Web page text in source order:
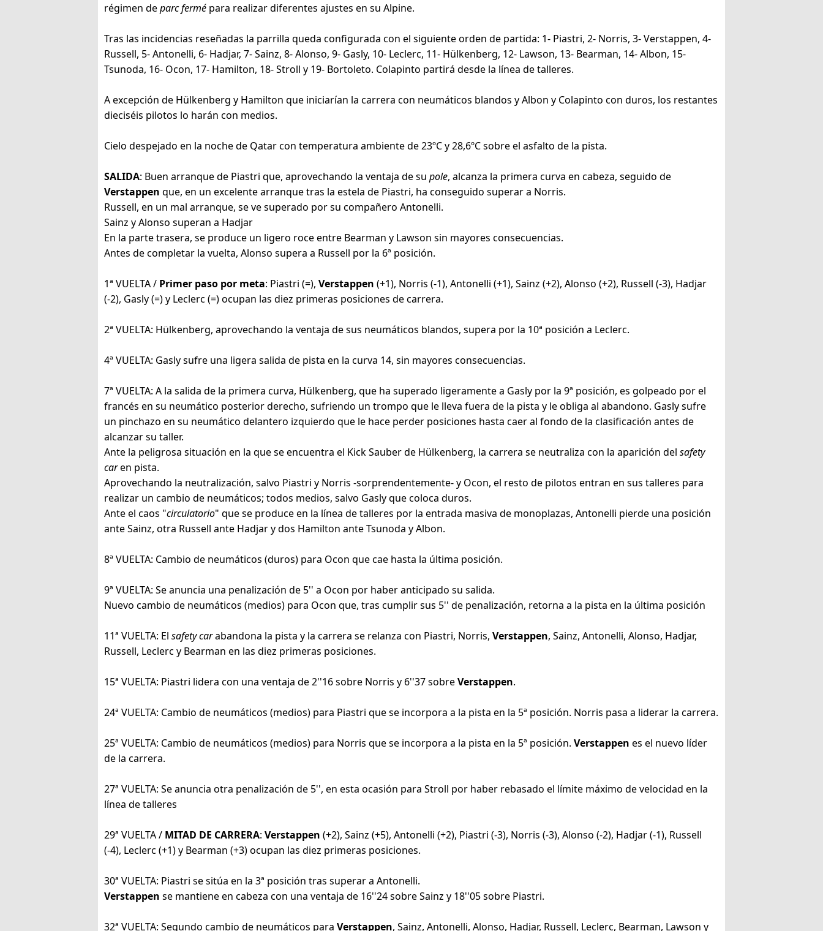
régimen deparc fermé para realizar diferentes ajustes en su Alpine.
Tras las incidencias reseñadas la parrilla queda configurada con el siguiente orden de partida: 1- Piastri, 2- Norris, 3- Verstappen, 4-
Russell, 5- Antonelli, 6- Hadjar, 7- Sainz, 8- Alonso, 9- Gasly, 10- Leclerc, 11- Hülkenberg, 12- Lawson, 13- Bearman, 14- Albon, 15-
Tsunoda, 16- Ocon, 17- Hamilton, 18- Stroll y 19- Bortoleto. Colapinto partirá desde la línea de talleres.
A excepción de Hülkenberg y Hamilton que iniciarían la carrera con neumáticos blandos y Albon y Colapinto con duros, los restantes
dieciséis pilotos lo harán con medios.
Cielo despejado en la noche de Qatar con temperatura ambiente de 23ºC y 28,6ºC sobre el asfalto de la pista.
SALIDA: Buen arranque de Piastri que, aprovechando la ventaja de supole, alcanza la primera curva en cabeza, seguido de
Verstappen que, en un excelente arranque tras la estela de Piastri, ha conseguido superar a Norris.
Russell, en un mal arranque, se ve superado por su compañero Antonelli.
Sainz y Alonso superan a Hadjar
En la parte trasera, se produce un ligero roce entre Bearman y Lawson sin mayores consecuencias.
Antes de completar la vuelta, Alonso supera a Russell por la 6ª posición.
1ª VUELTA / Primer paso por meta: Piastri (=),Verstappen (+1), Norris (-1), Antonelli (+1), Sainz (+2), Alonso (+2), Russell (-3), Hadjar
(-2), Gasly (=) y Leclerc (=) ocupan las diez primeras posiciones de carrera.
2ª VUELTA: Hülkenberg, aprovechando la ventaja de sus neumáticos blandos, supera por la 10ª posición a Leclerc.
4ª VUELTA: Gasly sufre una ligera salida de pista en la curva 14, sin mayores consecuencias.
7ª VUELTA: A la salida de la primera curva, Hülkenberg, que ha superado ligeramente a Gasly por la 9ª posición, es golpeado por el
francés en su neumático posterior derecho, sufriendo un trompo que le lleva fuera de la pista y le obliga al abandono. Gasly sufre
un pinchazo en su neumático delantero izquierdo que le hace perder posiciones hasta caer al fondo de la clasificación antes de
alcanzar su taller.
Ante la peligrosa situación en la que se encuentra el Kick Sauber de Hülkenberg, la carrera se neutraliza con la aparición delsafety
caren pista.
Aprovechando la neutralización, salvo Piastri y Norris -sorprendentemente- y Ocon, el resto de pilotos entran en sus talleres para
realizar un cambio de neumáticos; todos medios, salvo Gasly que coloca duros.
Ante el caos "circulatorio" que se produce en la línea de talleres por la entrada masiva de monoplazas, Antonelli pierde una posición
ante Sainz, otra Russell ante Hadjar y dos Hamilton ante Tsunoda y Albon.
8ª VUELTA: Cambio de neumáticos (duros) para Ocon que cae hasta la última posición.
9ª VUELTA: Se anuncia una penalización de 5'' a Ocon por haber anticipado su salida.
Nuevo cambio de neumáticos (medios) para Ocon que, tras cumplir sus 5'' de penalización, retorna a la pista en la última posición
11ª VUELTA: Elsafety carabandona la pista y la carrera se relanza con Piastri, Norris,Verstappen, Sainz, Antonelli, Alonso, Hadjar,
Russell, Leclerc y Bearman en las diez primeras posiciones.
15ª VUELTA: Piastri lidera con una ventaja de 2''16 sobre Norris y 6''37 sobreVerstappen.
24ª VUELTA: Cambio de neumáticos (medios) para Piastri que se incorpora a la pista en la 5ª posición. Norris pasa a liderar la carrera.
25ª VUELTA: Cambio de neumáticos (medios) para Norris que se incorpora a la pista en la 5ª posición.Verstappen es el nuevo líder
de la carrera.
27ª VUELTA: Se anuncia otra penalización de 5'', en esta ocasión para Stroll por haber rebasado el límite máximo de velocidad en la
línea de talleres
29ª VUELTA / MITAD DE CARRERA:Verstappen (+2), Sainz (+5), Antonelli (+2), Piastri (-3), Norris (-3), Alonso (-2), Hadjar (-1), Russell
(-4), Leclerc (+1) y Bearman (+3) ocupan las diez primeras posiciones.
30ª VUELTA: Piastri se sitúa en la 3ª posición tras superar a Antonelli.
Verstappen se mantiene en cabeza con una ventaja de 16''24 sobre Sainz y 18''05 sobre Piastri.
32ª VUELTA: Segundo cambio de neumáticos paraVerstappen, Sainz, Antonelli, Alonso, Hadjar, Russell, Leclerc, Bearman, Lawson y